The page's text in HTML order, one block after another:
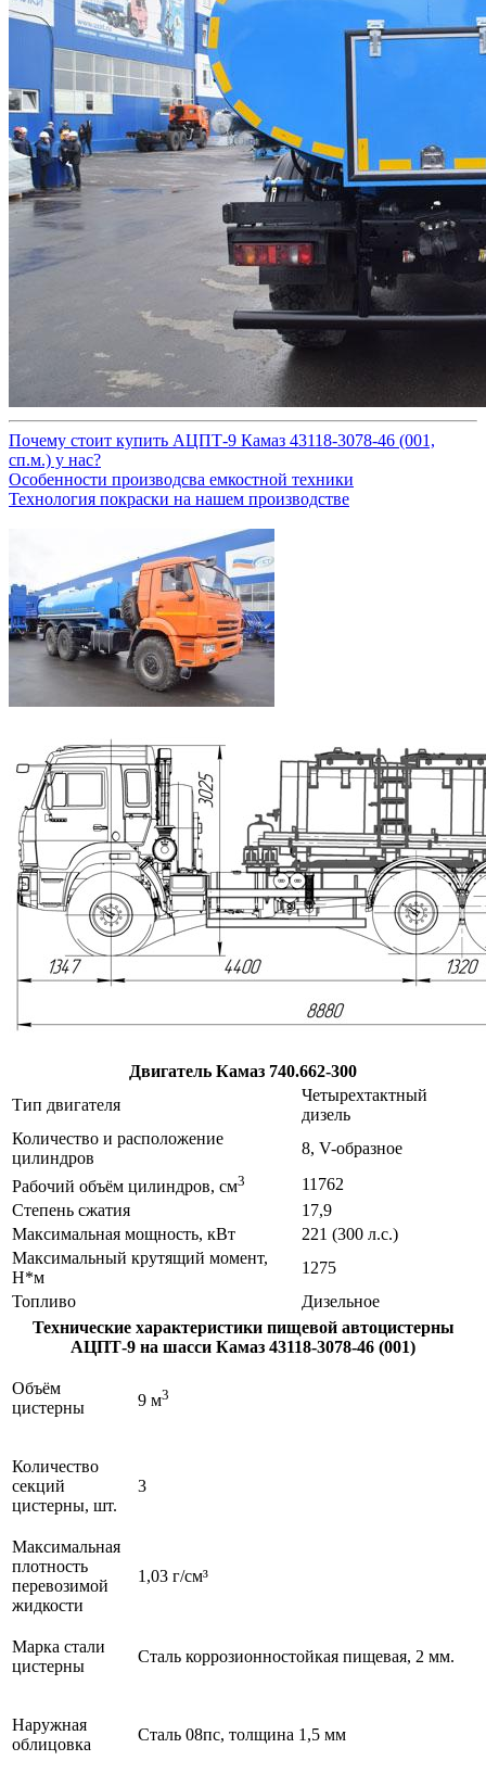
Почему стоит купить АЦПТ-9 Камаз 43118-3078-46 (001,
сп.м.) у нас?
Особенности производсва емкостной техники
Технология покраски на нашем производстве
Двигатель Камаз 740.662-300
Тип двигателя
Четырехтактный
дизель
Количество и расположение
цилиндров
8, V-образное
Рабочий объём цилиндров, см3
11762
Степень сжатия
17,9
Максимальная мощность, кВт
221 (300 л.с.)
Максимальный крутящий момент,
Н*м
1275
Топливо
Дизельное
Технические характеристики пищевой автоцистерны
АЦПТ-9 на шасси Камаз 43118-3078-46 (001)
Объём
цистерны
9 м3
Количество
секций
цистерны, шт.
3
Максимальная
плотность
перевозимой
жидкости
1,03 г/см³
Марка стали
цистерны
Сталь коррозионностойкая пищевая, 2 мм.
Наружная
облицовка
Сталь 08пс, толщина 1,5 мм